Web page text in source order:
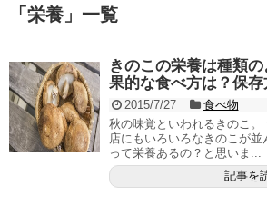
「 栄養 」 一覧
きのこの栄養は種類
果的な食べ方は？保存
2015/7/27
食べ物
秋の味覚といわれるきのこ
店にもいろいろなきのこが
って栄養あるの？と思いま...
記事を